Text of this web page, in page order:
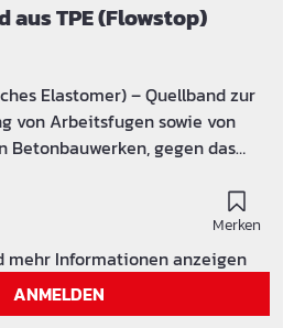
aus TPE (Flowstop)
Elastomer) – Quellband zur
von Arbeitsfugen sowie von
Betonbauwerken, gegen das
entstehenden Quelldruck
von Arbeits- und
Betonbauwerken im
sind typische
Merken
mehr Informationen anzeigen
ANMELDEN